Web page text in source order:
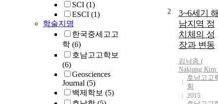
SCI (1)
ESCI (1)
학술지명
한국중세고고
학 (6)
호남고고학보
(6)
Geosciences
Journal (5)
백제학보 (5)
2
3~6세기
남지역 정
치체의 성
장과 변동
김낙중 (
Nakjung Kim
호남고고
회
2015